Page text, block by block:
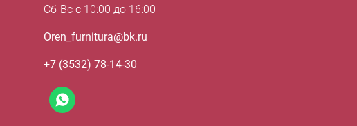
Сб-Вс с 10:00 до 16:00
Oren_furnitura@bk.ru
+7 (3532) 78-14-30